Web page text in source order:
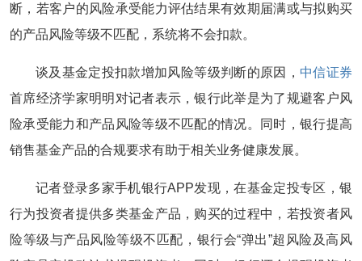
断，若客户的风险承受能力评估结果有效期届满或与拟购买
的产品风险等级不匹配，系统将不会扣款。
谈及基金定投扣款增加风险等级判断的原因， 中信证券
首席经济学家明明对记者表示，银行此举是为了规避客户风
险承受能力和产品风险等级不匹配的情况。同时，银行提高
销售基金产品的合规要求有助于相关业务健康发展。
记者登录多家手机银行APP发现，在基金定投专区，银
行为投资者提供多类基金产品，购买的过程中，若投资者风
险等级与产品风险等级不匹配，银行会“弹出”超风险及高风